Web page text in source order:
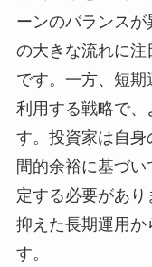
ーンのバランス
の大きな流れに
です。一方、短
利用する戦略で
す。投資家は自
間的余裕に基づ
定する必要があ
抑えた長期運用か
す。